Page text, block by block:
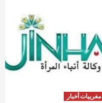
مغربيات أخبار